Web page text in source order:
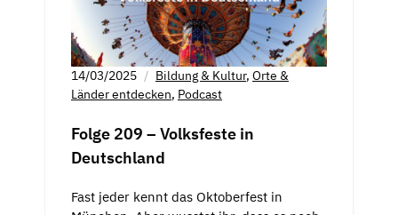
14/03/2025 Bildung & Kultur, Orte &
Länder entdecken, Podcast
Folge 209 – Volksfeste in
Deutschland
Fast jeder kennt das Oktoberfest in